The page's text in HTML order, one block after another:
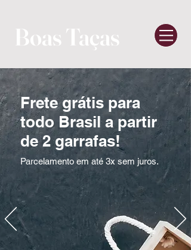
Boas Taças
Frete grátis para
todo Brasil a partir
de 2 garrafas!
Parcelamento em até 3x sem juros.